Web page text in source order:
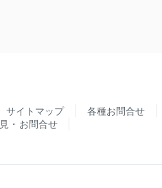
サイトマップ
各種お問合せ
・お問合せ